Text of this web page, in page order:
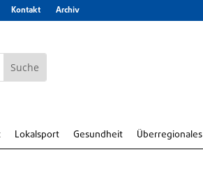
Kontakt Archiv
Lokalsport Gesundheit Überregionales